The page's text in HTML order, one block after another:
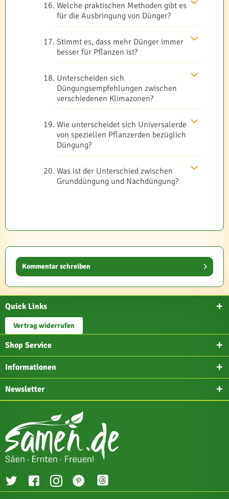
Welche praktischen Methoden gibt es
für die Ausbringung von Dünger?
Stimmt es, dass mehr Dünger immer
besser für Pflanzen ist?
Unterscheiden sich
Düngungsempfehlungen zwischen
verschiedenen Klimazonen?
Wie unterscheidet sich Universalerde
von speziellen Pflanzerden bezüglich
Düngung?
Was ist der Unterschied zwischen
Grunddüngung und Nachdüngung?
Kommentar schreiben
Quick Links
Vertrag widerrufen
Shop Service
Informationen
Newsletter